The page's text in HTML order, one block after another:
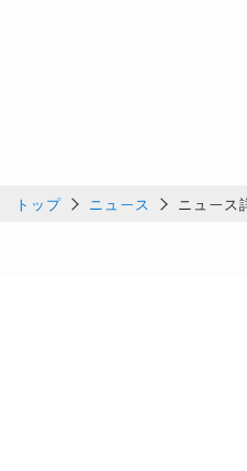
トップ ニュース ニュース